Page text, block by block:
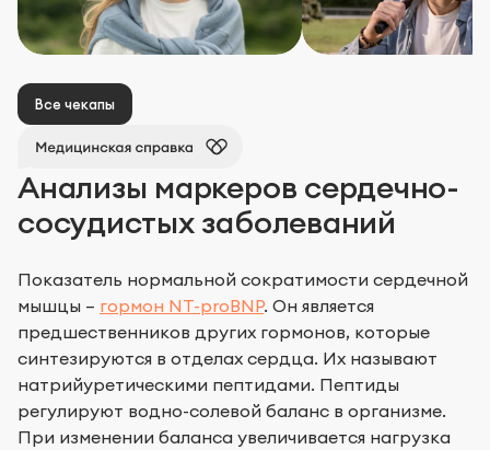
Все чекапы
Анализы маркеров сердечно-
сосудистых заболеваний
Показатель нормальной сократимости сердечной
мышцы – гормон NT-proBNP. Он является
предшественников других гормонов, которые
синтезируются в отделах сердца. Их называют
натрийуретическими пептидами. Пептиды
регулируют водно-солевой баланс в организме.
При изменении баланса увеличивается нагрузка